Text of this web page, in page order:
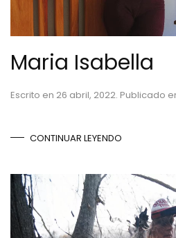
Maria Isabella
Escrito en 26 abril, 2022. Publicado
CONTINUAR LEYENDO